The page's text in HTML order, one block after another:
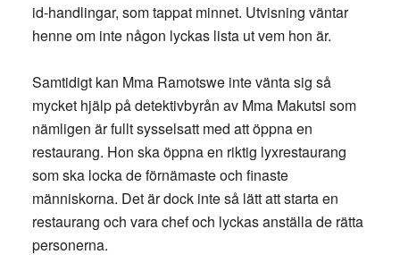
id-handlingar, som tappat minnet. Utvisning väntar
henne om inte någon lyckas lista ut vem hon är.
Samtidigt kan Mma Ramotswe inte vänta sig så
mycket hjälp på detektivbyrån av Mma Makutsi som
nämligen är fullt sysselsatt med att öppna en
restaurang. Hon ska öppna en riktig lyxrestaurang
som ska locka de förnämaste och finaste
människorna. Det är dock inte så lätt att starta en
restaurang och vara chef och lyckas anställa de rätta
personerna.